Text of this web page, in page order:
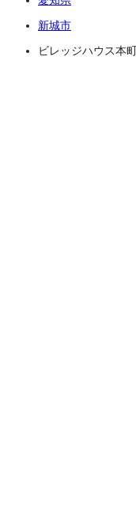
新城市
ビレッジハウス本